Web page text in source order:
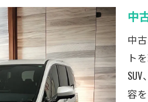
千葉県
中古車お
千葉県
中古車
安心して購入
中
中
ト
容